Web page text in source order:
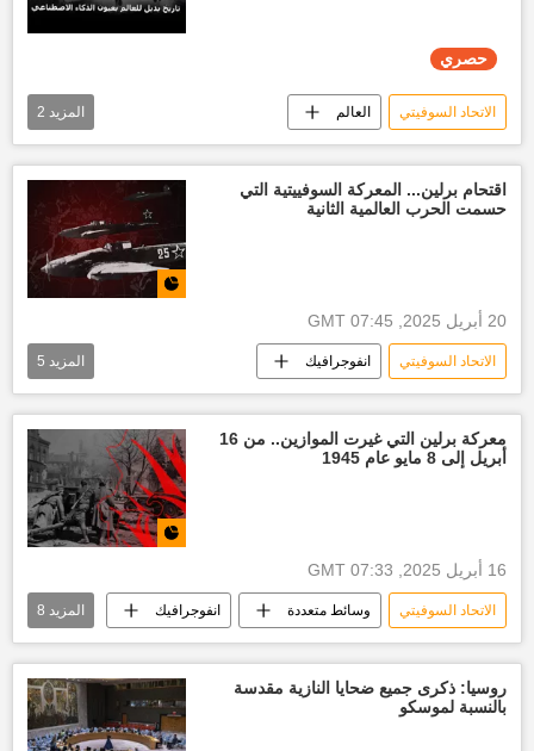
حصري
الاتحاد السوفيتي العالم
جرائم النازية الأوكرانية أخبار ألمانيا النازية
هتلر
المزيد 2
اقتحام برلين... المعركة السوفييتية التي
حسمت الحرب العالمية الثانية
20 أبريل 2025, 07:45 GMT
الاتحاد السوفيتي انفوجرافيك
الحرب الوطنية العظمى 1941-1945
الحرب العالمية الثانية جرائم النازية الأوكرانية
أخبار ألمانيا النازية روسيا الاتحادية
المزيد 5
معركة برلين التي غيرت الموازين.. من 16
أبريل إلى 8 مايو عام 1945
16 أبريل 2025, 07:33 GMT
الاتحاد السوفيتي وسائط متعددة انفوجرافيك
العالم روسيا جرائم النازية الأوكرانية
أخبار ألمانيا النازية هتلر أدولف هتلر
جوزيف ستالين
المزيد 8
روسيا: ذكرى جميع ضحايا النازية مقدسة
بالنسبة لموسكو